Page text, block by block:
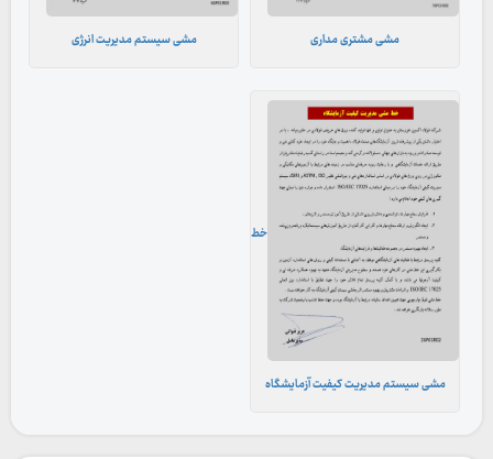
مشی مشتری مداری مشی سیستم مدیریت انرژی
خط
مشی سیستم مدیریت کیفیت آزمایشگاه